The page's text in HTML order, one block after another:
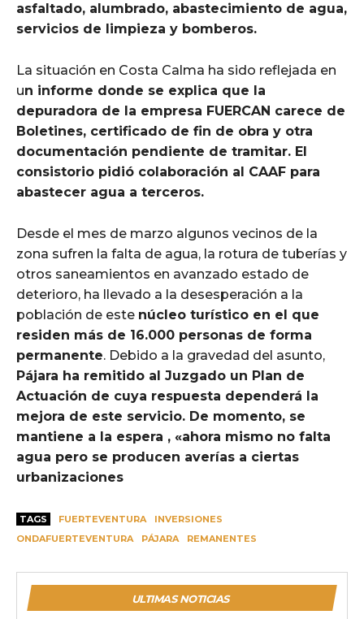
asfaltado, alumbrado, abastecimiento de agua,
servicios de limpieza y bomberos.
La situación en Costa Calma ha sido reflejada en
un informe donde se explica que la
depuradora de la empresa FUERCAN carece de
Boletines, certificado de fin de obra y otra
documentación pendiente de tramitar. El
consistorio pidió colaboración al CAAF para
abastecer agua a terceros.
Desde el mes de marzo algunos vecinos de la
zona sufren la falta de agua, la rotura de tuberías y
otros saneamientos en avanzado estado de
deterioro, ha llevado a la desesperación a la
población de este núcleo turístico en el que
residen más de 16.000 personas de forma
permanente. Debido a la gravedad del asunto,
Pájara ha remitido al Juzgado un Plan de
Actuación de cuya respuesta dependerá la
mejora de este servicio. De momento, se
mantiene a la espera , «ahora mismo no falta
agua pero se producen averías a ciertas
urbanizaciones
TAGS FUERTEVENTURA
INVERSIONES
ONDAFUERTEVENTURA
PÁJARA REMANENTES
ULTIMAS NOTICIAS